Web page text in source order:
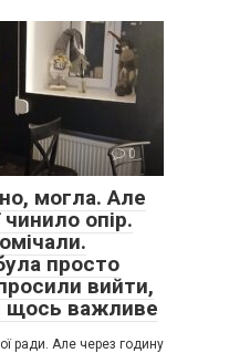
0
могла. Але
опір.
просто
вийти,
щось важливе
ради. Але через годину